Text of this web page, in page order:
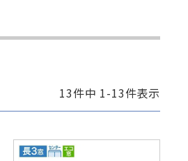
ザイン集
13件中 1-13件表示